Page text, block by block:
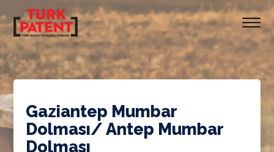
Gaziantep Mumbar
Dolması/ Antep Mumbar
Dolması